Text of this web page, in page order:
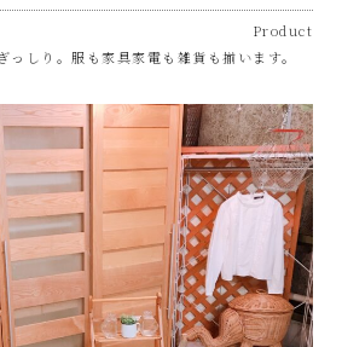
Product
っしり。服も家具家電も雑貨も揃います。